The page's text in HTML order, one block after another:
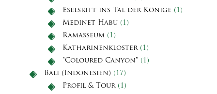
Eselsritt ins Tal der Könige (1)
Medinet Habu (1)
Ramasseum (1)
Katharinenkloster(1)
"Coloured Canyon" (1)
Bali (Indonesien) (17)
Profil & Tour(1)